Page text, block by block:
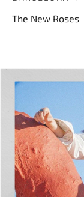
The New Roses